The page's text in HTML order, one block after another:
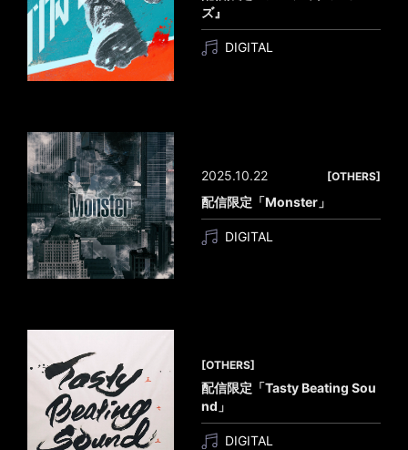
ズ』
DIGITAL
2025.10.22 [OTHERS]
配信限定「Monster」
DIGITAL
[OTHERS]
配信限定「Tasty Beating Sou
nd」
DIGITAL